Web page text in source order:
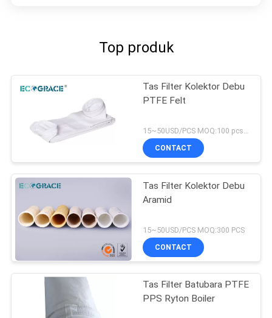
Top produk
Tas Filter Kolektor Debu
PTFE Felt
15~50USD/PCS MOQ:100 pcs tas filter PTFE
CONTACT
Tas Filter Kolektor Debu
Aramid
15~50USD/PCS MOQ:300 PCS
CONTACT
Tas Filter Batubara PTFE
PPS Ryton Boiler